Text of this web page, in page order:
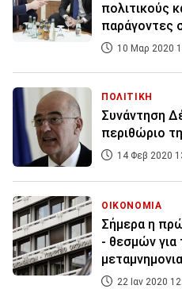
πολιτικούς
παράγοντες
10 Μαρ 2020
ΠΟΛΙΤΙΚΗ
Συνάντηση
περιθώριο
14 Φεβ 2020
ΟΙΚΟΝΟΜΙΑ
Σήμερα η
- θεσμών για
22 Ιαν 2020